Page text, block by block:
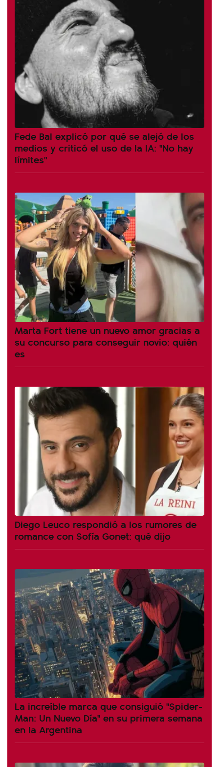
Fede Bal explicó por qué se alejó de los
medios y criticó el uso de la IA: "No hay
límites"
Marta Fort tiene un nuevo amor gracias a
su concurso para conseguir novio: quién
es
Diego Leuco respondió a los rumores de
romance con Sofía Gonet: qué dijo
La increíble marca que consiguió "Spider-
Man: Un Nuevo Día" en su primera semana
en la Argentina